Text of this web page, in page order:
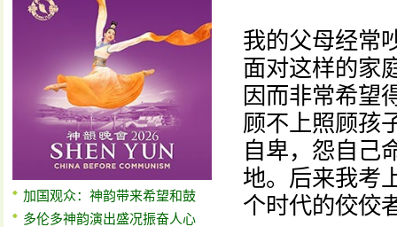
加国观众：神韵带来希望和鼓
多伦多神韵演出盛况振奋人心
我的父母经常
面对这样的家
因而非常希望
顾不上照顾孩
自卑，怨自己
地。后来我考
个时代的佼佼